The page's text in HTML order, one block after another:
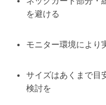
を避ける
モニター環境により
サイズはあくまで目
検討を